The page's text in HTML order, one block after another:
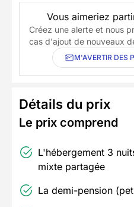
Vous aimeriez
Créez une alerte et nous
cas d'ajout de nouveaux
M'AVERTIR DES
Détails du prix
Le prix comprend
L'hébergement 3
mixte partagée
La demi-pension